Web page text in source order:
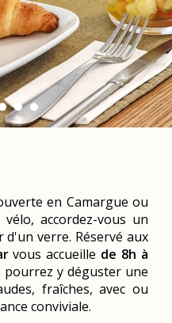
en Camargue ou
accordez-vous un
verre. Réservé aux
vous accueille de 8h à
pourrez y déguster une
fraîches, avec ou
conviviale.